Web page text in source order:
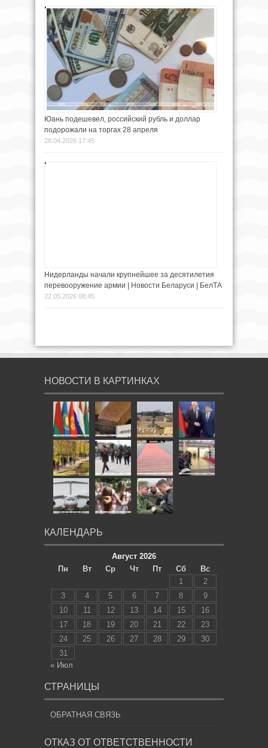
Юань подешевел, российский рубль и доллар
подорожали на торгах 28 апреля
28.04.2026 17:45
Нидерланды начали крупнейшее за десятилетия
перевооружение армии | Новости Беларуси | БелТА
22.05.2026 08:45
НОВОСТИ В КАРТИНКАХ
КАЛЕНДАРЬ
Август 2026
Пн
Вт Ср Чт Пт Сб
Вс
1
2
3
4 5 6 7 8
9
10
11 12 13 14 15
16
17
18 19 20 21 22
23
24
25 26 27 28 29
30
31
« Июл
СТРАНИЦЫ
ОБРАТНАЯ СВЯЗЬ
ОТКАЗ ОТ ОТВЕТСТВЕННОСТИ